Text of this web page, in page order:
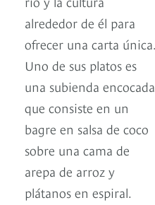
alrededor de él para
ofrecer una carta única.
Uno de sus platos es
una subienda encocada
que consiste en un
bagre en salsa de coco
sobre una cama de
arepa de arroz y
plátanos en espiral.